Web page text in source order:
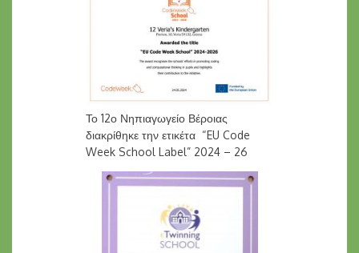
Το 12ο Νηπιαγωγείο Βέροιας
διακρίθηκε την ετικέτα “EU Code
Week School Label” 2024 – 26